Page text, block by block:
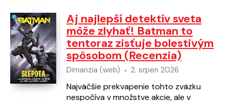
Aj najlepší detektív sveta
môže zlyhať! Batman to
tentoraz zisťuje bolestivým
spôsobom (Recenzia)
Dimanzia (web) 2. srpen 2026
Najväčšie prekvapenie tohto zväzku
nespočíva v množstve akcie, ale v